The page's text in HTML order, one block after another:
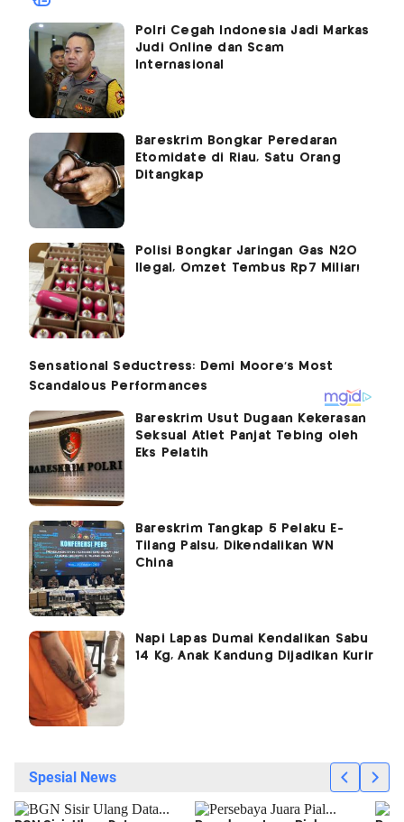
Polri Cegah Indonesia Jadi Markas
Judi Online dan Scam
Internasional
Bareskrim Bongkar Peredaran
Etomidate di Riau, Satu Orang
Ditangkap
Polisi Bongkar Jaringan Gas N2O
Ilegal, Omzet Tembus Rp7 Miliar!
Bareskrim Usut Dugaan Kekerasan
Seksual Atlet Panjat Tebing oleh
Eks Pelatih
Bareskrim Tangkap 5 Pelaku E-
Tilang Palsu, Dikendalikan WN
China
Napi Lapas Dumai Kendalikan Sabu
14 Kg, Anak Kandung Dijadikan Kurir